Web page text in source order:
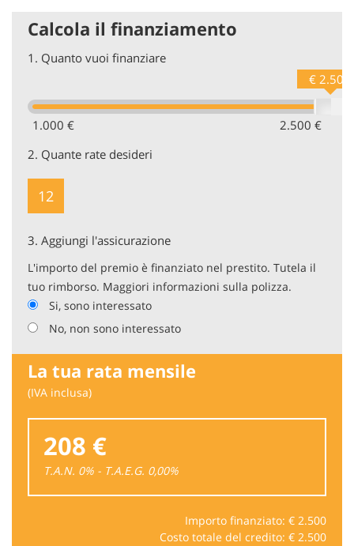
Calcola il finanziamento
1. Quanto vuoi finanziare
1.000 € 2.500 €
€ 2.500
2. Quante rate desideri
12
3. Aggiungi l'assicurazione
L'importo del premio è finanziato nel prestito. Tutela il
tuo rimborso. Maggiori informazioni sulla polizza.
Si, sono interessato
No, non sono interessato
La tua rata mensile
(IVA inclusa)
208 €
T.A.N. 0% - T.A.E.G. 0,00%
Importo finanziato: € 2.500
Costo totale del credito: € 2.500